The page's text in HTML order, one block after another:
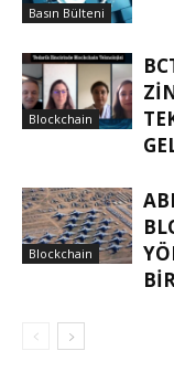
Basın Bülteni
Blockchain
Blockchain